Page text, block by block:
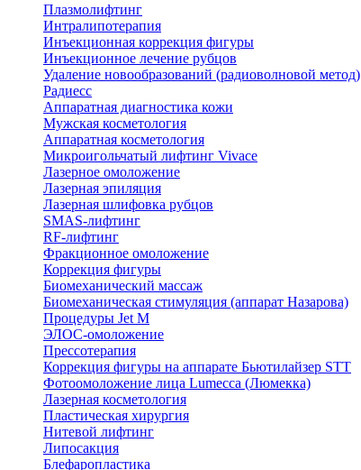
Плазмолифтинг
Интралипотерапия
Инъекционная коррекция фигуры
Инъекционное лечение рубцов
Удаление новообразований (радиоволновой метод)
Радиесс
Аппаратная диагностика кожи
Мужская косметология
Аппаратная косметология
Микроигольчатый лифтинг Vivace
Лазерное омоложение
Лазерная эпиляция
Лазерная шлифовка рубцов
SMAS-лифтинг
RF-лифтинг
Фракционное омоложение
Коррекция фигуры
Биомеханический массаж
Биомеханическая стимуляция (аппарат Назарова)
Процедуры Jet M
ЭЛОС-омоложение
Прессотерапия
Коррекция фигуры на аппарате Бьютилайзер STT
Фотоомоложение лица Lumecca (Люмекка)
Лазерная косметология
Пластическая хирургия
Нитевой лифтинг
Липосакция
Блефаропластика